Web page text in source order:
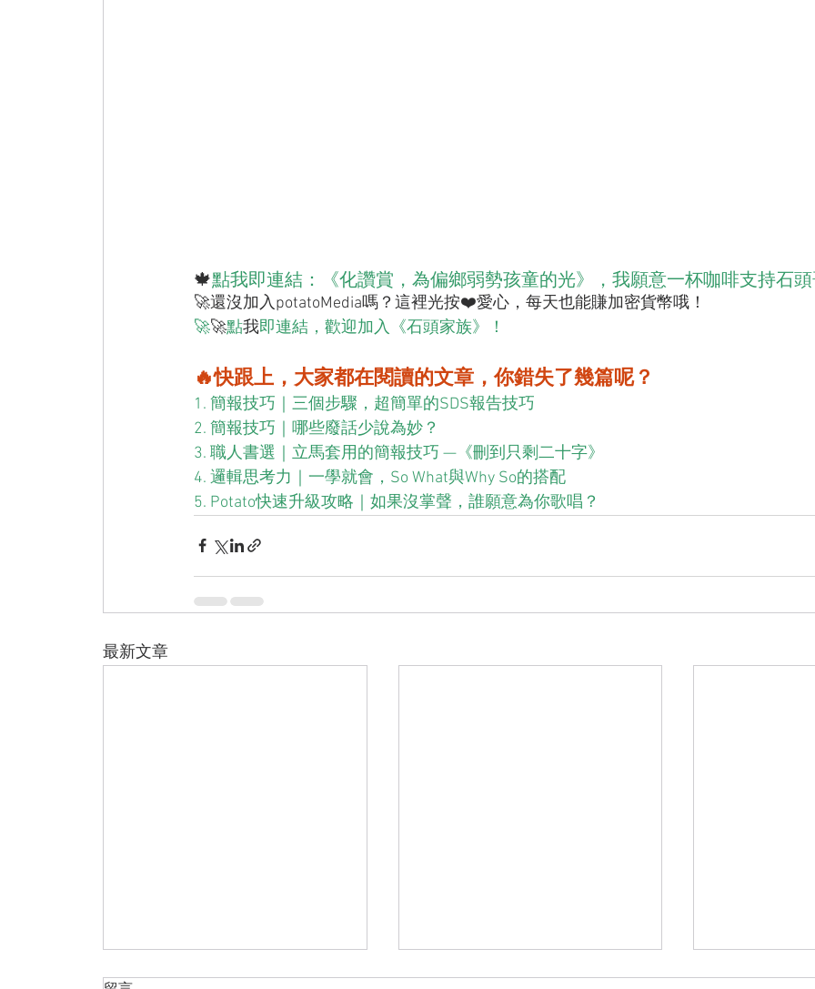
🍁點我即連結：《化讚賞，為偏鄉弱勢孩童的光》，我願意一杯咖啡支持石
🚀還沒加入potatoMedia嗎？這裡光按❤️愛心，每天也能賺加密貨幣哦！
🚀🚀點我即連結，歡迎加入《石頭家族》！
🔥快跟上，大家都在閱讀的文章，你錯失了幾篇呢？
1. 簡報技巧｜三個步驟，超簡單的SDS報告技巧
2. 簡報技巧｜哪些廢話少說為妙？
3. 職人書選｜立馬套用的簡報技巧 —《刪到只剩二十字》
4. 邏輯思考力｜一學就會，So What與Why So的搭配
5. Potato快速升級攻略｜如果沒掌聲，誰願意為你歌唱？
最新文章